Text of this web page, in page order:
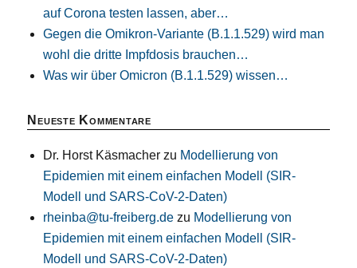
auf Corona testen lassen, aber…
Gegen die Omikron-Variante (B.1.1.529) wird man
wohl die dritte Impfdosis brauchen…
Was wir über Omicron (B.1.1.529) wissen…
Neueste Kommentare
Dr. Horst Käsmacher zu Modellierung von
Epidemien mit einem einfachen Modell (SIR-
Modell und SARS-CoV-2-Daten)
rheinba@tu-freiberg.de zu Modellierung von
Epidemien mit einem einfachen Modell (SIR-
Modell und SARS-CoV-2-Daten)